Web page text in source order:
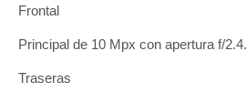
Frontal
Principal de 10 Mpx con apertura f/2.4.
Traseras